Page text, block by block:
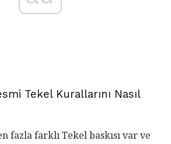
Tekel Kurallarını Nasıl
fazla farklı Tekel baskısı var ve